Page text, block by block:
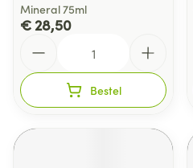
Mineral 75ml
€ 28,50
Bestel